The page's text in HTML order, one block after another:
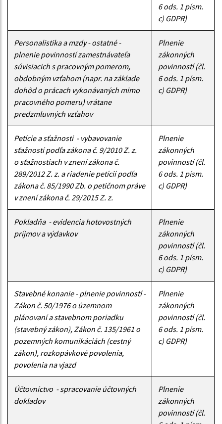
6 ods. 1 písm.
c) GDPR)
Personalistika a mzdy - ostatné -
plnenie povinností zamestnávateľa
súvisiacich s pracovným pomerom,
obdobným vzťahom (napr. na základe
dohôd o prácach vykonávaných mimo
pracovného pomeru) vrátane
predzmluvných vzťahov
Plnenie
zákonných
povinností (čl.
6 ods. 1 písm.
c) GDPR)
Petície a sťažnosti - vybavovanie
sťažností podľa zákona č. 9/2010 Z. z.
o sťažnostiach v znení zákona č.
289/2012 Z. z. a riadenie petícií podľa
zákona č. 85/1990 Zb. o petičnom práve
v znení zákona č. 29/2015 Z. z.
Plnenie
zákonných
povinností (čl.
6 ods. 1 písm.
c) GDPR)
Pokladňa - evidencia hotovostných
príjmov a výdavkov
Plnenie
zákonných
povinností (čl.
6 ods. 1 písm.
c) GDPR)
Stavebné konanie - plnenie povinností -
Zákon č. 50/1976 o územnom
plánovaní a stavebnom poriadku
(stavebný zákon), Zákon č. 135/1961 o
pozemných komunikáciách (cestný
zákon), rozkopávkové povolenia,
povolenia na vjazd
Plnenie
zákonných
povinností (čl.
6 ods. 1 písm.
c) GDPR)
Účtovníctvo - spracovanie účtovných
dokladov
Plnenie
zákonných
povinností (čl.